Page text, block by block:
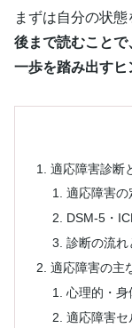
まずは自分の状
後まで読むこと
一歩を踏み出すヒ
適応障害診断
適応障害の
DSM-5・
診断の流れ
適応障害の主
心理的・身
適応障害セ